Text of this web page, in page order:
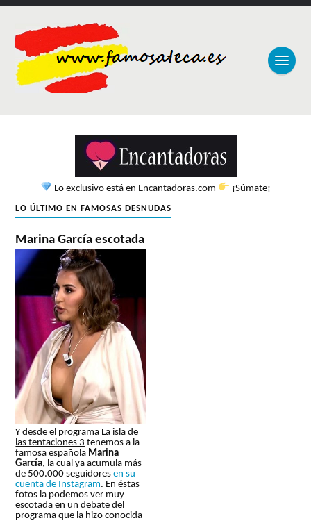
Lo exclusivo está en Encantadoras.com ¡Súmate¡
LO ÚLTIMO EN FAMOSAS DESNUDAS
Marina García escotada
Y desde el programa La isla de
las tentaciones 3 tenemos a la
famosa española Marina
García, la cual ya acumula más
de 500.000 seguidoresen su
cuenta de Instagram. En éstas
fotos la podemos ver muy
escotada en un debate del
programa que la hizo conocida